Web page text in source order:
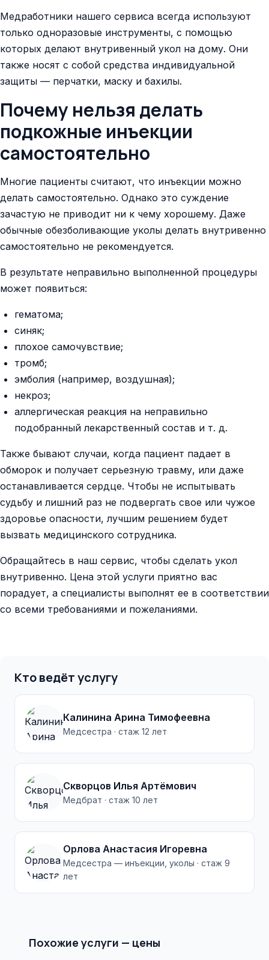
Медработники нашего сервиса всегда используют
только одноразовые инструменты, с помощью
которых делают внутривенный укол на дому. Они
также носят с собой средства индивидуальной
защиты — перчатки, маску и бахилы.
Почему нельзя делать
подкожные инъекции
самостоятельно​
Многие пациенты считают, что инъекции можно
делать самостоятельно. Однако это суждение
зачастую не приводит ни к чему хорошему. Даже
обычные обезболивающие уколы делать внутривенно
самостоятельно не рекомендуется.
В результате неправильно выполненной процедуры
может появиться:
гематома;
синяк;
плохое самочувствие;
тромб;
эмболия (например, воздушная);
некроз;
аллергическая реакция на неправильно
подобранный лекарственный состав и т. д.
Также бывают случаи, когда пациент падает в
обморок и получает серьезную травму, или даже
останавливается сердце. Чтобы не испытывать
судьбу и лишний раз не подвергать свое или чужое
здоровье опасности, лучшим решением будет
вызвать медицинского сотрудника.
Обращайтесь в наш сервис, чтобы сделать укол
внутривенно. Цена этой услуги приятно вас
порадует, а специалисты выполнят ее в соответствии
со всеми требованиями и пожеланиями.
Кто ведёт услугу
Калинина Арина Тимофеевна
Медсестра · стаж 12 лет
Скворцов Илья Артёмович
Медбрат · стаж 10 лет
Орлова Анастасия Игоревна
Медсестра — инъекции, уколы · стаж 9
лет
Похожие услуги — цены